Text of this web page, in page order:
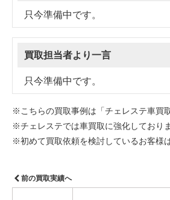
只今準備中です。
買取担当者より一言
只今準備中です。
※こちらの買取事例は「チェレステ車買
※チェレステでは車買取に強化しており
※初めて買取依頼を検討しているお客様
前の買取実績へ